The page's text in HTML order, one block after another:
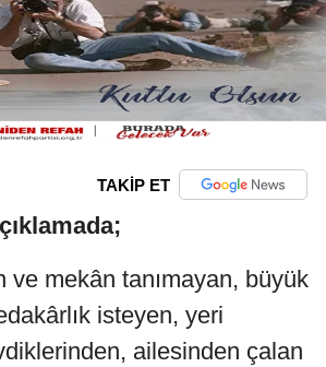
TAKİP ET
ve mekân tanımayan, büyük
isteyen, yeri
ailesinden çalan